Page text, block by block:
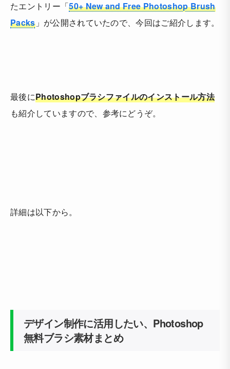
たエントリー「50+ New and Free Photoshop Brush
Packs」が公開されていたので、今回はご紹介します。
最後にPhotoshopブラシファイルのインストール方法
も紹介していますので、参考にどうぞ。
詳細は以下から。
デザイン制作に活用したい、Photoshop
無料ブラシ素材まとめ